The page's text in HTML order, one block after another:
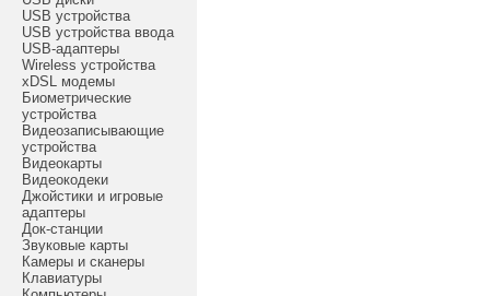
USB устройства
USB устройства ввода
USB-адаптеры
Wireless устройства
xDSL модемы
Биометрические
устройства
Видеозаписывающие
устройства
Видеокарты
Видеокодеки
Джойстики и игровые
адаптеры
Док-станции
Звуковые карты
Камеры и сканеры
Клавиатуры